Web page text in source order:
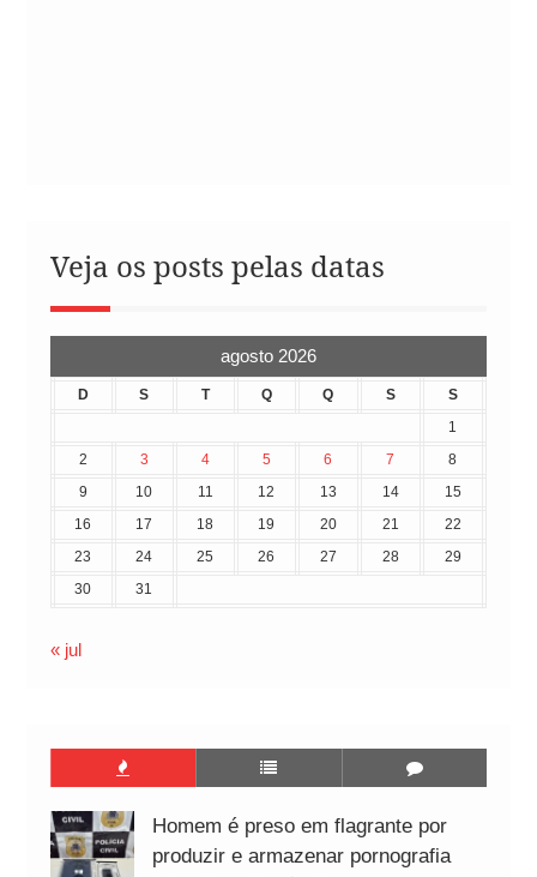
Veja os posts pelas datas
agosto 2026
D S T Q Q S
S
1
2
3 4 5 6 7
8
9
10 11 12 13 14
15
16
17 18 19 20 21
22
23
24 25 26 27 28
29
30
31
« jul
Homem é preso em flagrante por
produzir e armazenar pornografia